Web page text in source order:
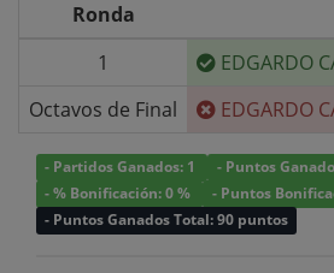
Ronda
1
EDGARDO
Octavos de Final
EDGARDO
- Partidos Ganados: 1
- Puntos
- % Bonificación: 0 %
- Puntos
- Puntos Ganados Total: 90 puntos